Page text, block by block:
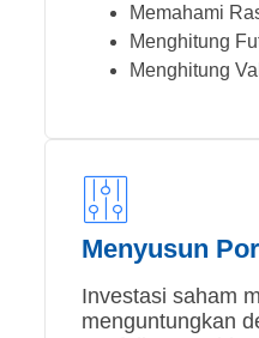
Memahami
Menghitung
Menghitung
Menyusun
Investasi saham
menguntungkan